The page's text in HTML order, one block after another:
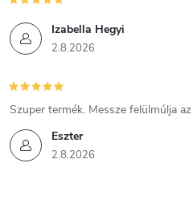
Izabella Hegyi
2.8.2026
Eszter
2.8.2026
Szuper termék. Messze felülmúlja